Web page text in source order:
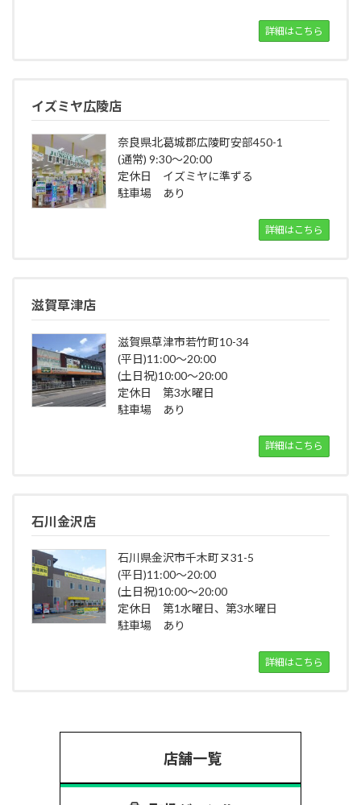
詳細はこちら
イズミヤ広陵店
奈良県北葛城郡広陵町安部450-1
(通常) 9:30～20:00
定休日 イズミヤに準ずる
駐車場 あり
詳細はこちら
滋賀草津店
滋賀県草津市若竹町10-34
(平日)11:00～20:00
(土日祝)10:00～20:00
定休日 第3水曜日
駐車場 あり
詳細はこちら
石川金沢店
石川県金沢市千木町ヌ31-5
(平日)11:00～20:00
(土日祝)10:00～20:00
定休日 第1水曜日、第3水曜日
駐車場 あり
詳細はこちら
店舗一覧